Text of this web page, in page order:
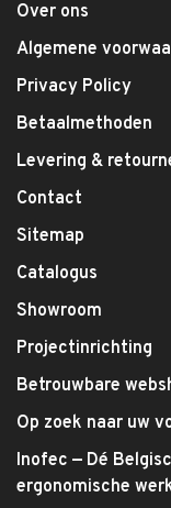
Over ons
Algemene
Privacy Policy
Betaalmethoden
Levering &
Contact
Sitemap
Catalogus
Showroom
Projectinrichting
Betrouwbare
Op zoek naar uw
Inofec — Dé
ergonomische